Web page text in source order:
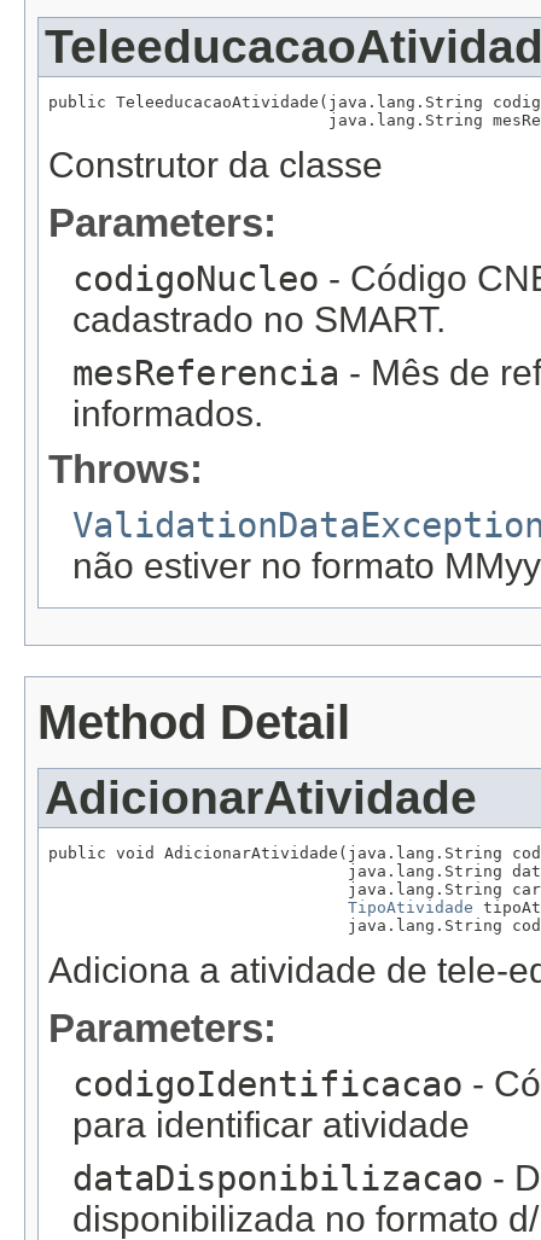
public TeleeducacaoAtividade(java.lang.String
java.lang.String
Construtor da classe
Parameters:
codigoNucleo - Código
cadastrado no SMART.
mesReferencia - Mês de
informados.
Throws:
não estiver no formato
Method Detail
AdicionarAtividade
public void AdicionarAtividade(java.lang.String
java.lang.String
java.lang.String
TipoAtividade
java.lang.String
Adiciona a atividade de tele-
Parameters:
codigoIdentificacao -
para identificar atividade
dataDisponibilizacao -
disponibilizada no formato